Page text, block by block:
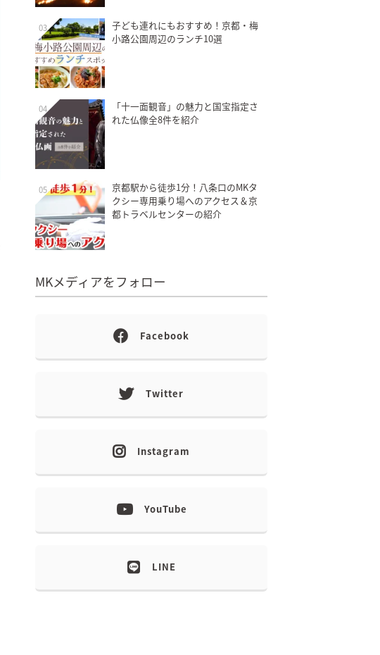
03
子ども連れにもおすすめ！京都・梅
小路公園周辺のランチ10選
04
「十一面観音」の魅力と国宝指定さ
れた仏像全8件を紹介
05
京都駅から徒歩1分！八条口のMKタ
クシー専用乗り場へのアクセス＆京
都トラベルセンターの紹介
MKメディアをフォロー
Facebook
Twitter
Instagram
YouTube
LINE